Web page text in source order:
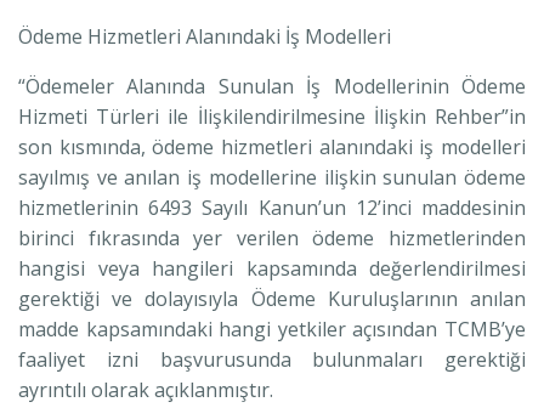
Ödeme Hizmetleri Alanındaki İş Modelleri
“Ödemeler Alanında Sunulan İş Modellerinin Ödeme
Hizmeti Türleri ile İlişkilendirilmesine İlişkin Rehber”in
son kısmında, ödeme hizmetleri alanındaki iş modelleri
sayılmış ve anılan iş modellerine ilişkin sunulan ödeme
hizmetlerinin 6493 Sayılı Kanun’un 12’inci maddesinin
birinci fıkrasında yer verilen ödeme hizmetlerinden
hangisi veya hangileri kapsamında değerlendirilmesi
gerektiği ve dolayısıyla Ödeme Kuruluşlarının anılan
madde kapsamındaki hangi yetkiler açısından TCMB’ye
faaliyet izni başvurusunda bulunmaları gerektiği
ayrıntılı olarak açıklanmıştır.